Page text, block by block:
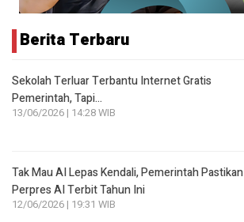
Berita Terbaru
Sekolah Terluar Terbantu Internet Gratis
Pemerintah, Tapi…
13/06/2026 | 14:28 WIB
Tak Mau AI Lepas Kendali, Pemerintah Pastikan
Perpres AI Terbit Tahun Ini
12/06/2026 | 19:31 WIB